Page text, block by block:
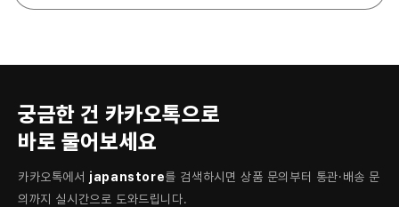
궁금한 건 카카오톡으로
바로 물어보세요
카카오톡에서 japanstore를 검색하시면 상품 문의부터 통관·배송 문
의까지 실시간으로 도와드립니다.